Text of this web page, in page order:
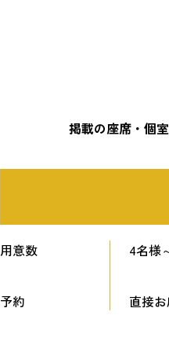
掲載の座席・個
用意数 4名様
予約 直接